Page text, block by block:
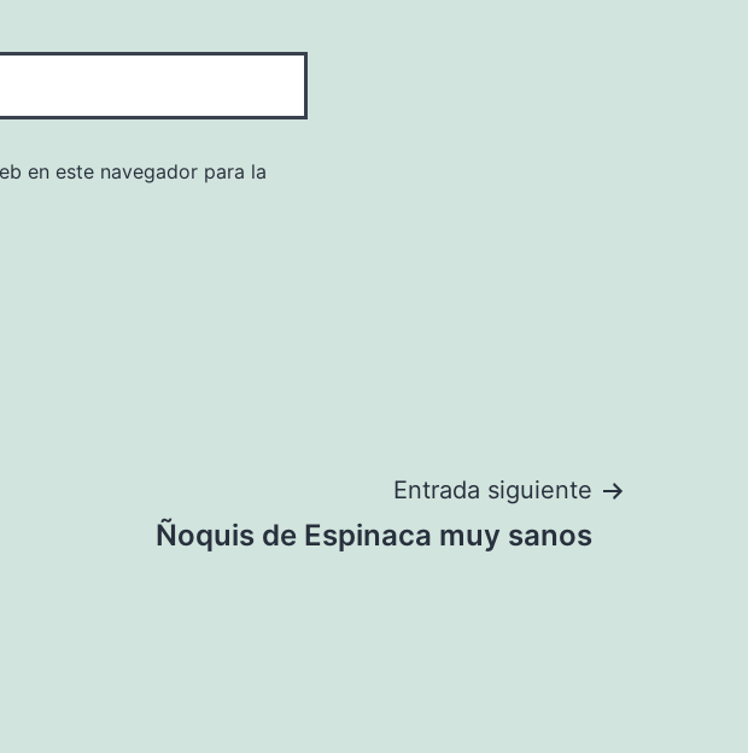
en este navegador para la
Entrada siguiente
Ñoquis de Espinaca muy sanos